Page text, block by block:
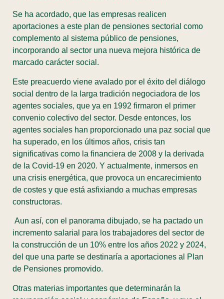
Se ha acordado, que las empresas realicen
aportaciones a este plan de pensiones sectorial como
complemento al sistema público de pensiones,
incorporando al sector una nueva mejora histórica de
marcado carácter social.
Este preacuerdo viene avalado por el éxito del diálogo
social dentro de la larga tradición negociadora de los
agentes sociales, que ya en 1992 firmaron el primer
convenio colectivo del sector. Desde entonces, los
agentes sociales han proporcionado una paz social que
ha superado, en los últimos años, crisis tan
significativas como la financiera de 2008 y la derivada
de la Covid-19 en 2020. Y actualmente, inmersos en
una crisis energética, que provoca un encarecimiento
de costes y que está asfixiando a muchas empresas
constructoras.
Aun así, con el panorama dibujado, se ha pactado un
incremento salarial para los trabajadores del sector de
la construcción de un 10% entre los años 2022 y 2024,
del que una parte se destinaría a aportaciones al Plan
de Pensiones promovido.
Otras materias importantes que determinarán la